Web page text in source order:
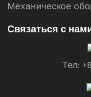
Механическое
Связаться с
Тел: